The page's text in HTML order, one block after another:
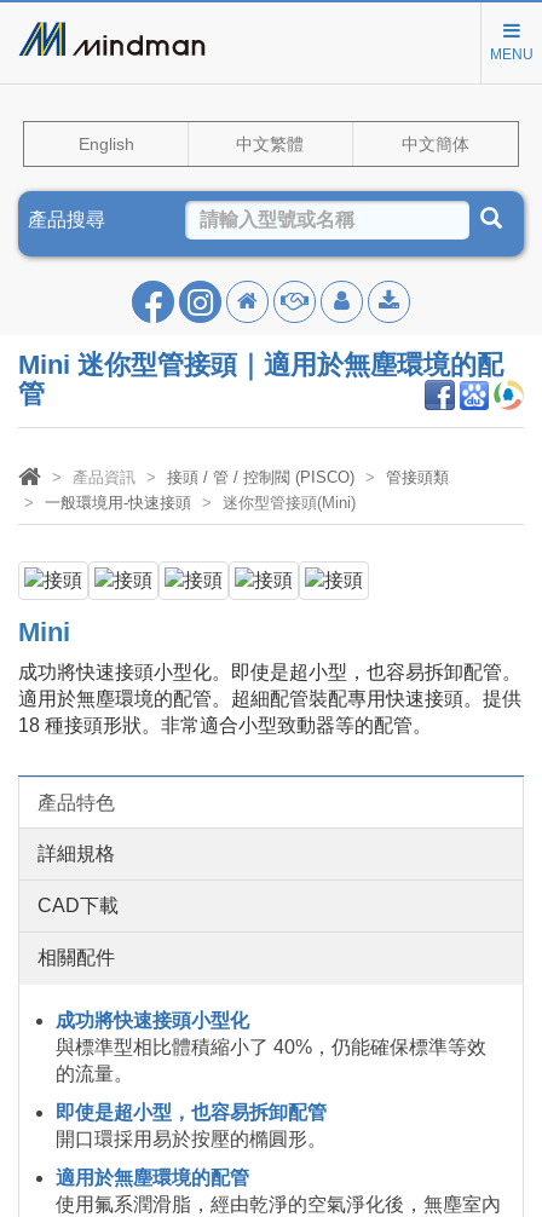
MENU
English 中文繁體 中文簡体
產品搜尋
Mini 迷你型管接頭｜適用於無塵環境的配
管
產品資訊 接頭 / 管 / 控制閥 (PISCO)
管接頭類
一般環境用-快速接頭
迷你型管接頭(Mini)
Mini
成功將快速接頭小型化。即使是超小型，也容易拆卸配管。
適用於無塵環境的配管。超細配管裝配專用快速接頭。提供
18 種接頭形狀。非常適合小型致動器等的配管。
產品特色
詳細規格
CAD下載
相關配件
成功將快速接頭小型化
與標準型相比體積縮小了 40%，仍能確保標準等效
的流量。
即使是超小型，也容易拆卸配管
開口環採用易於按壓的橢圓形。
適用於無塵環境的配管
使用氟系潤滑脂，經由乾淨的空氣淨化後，無塵室內